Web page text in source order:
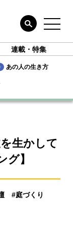
連載・特集
あの人の生き方
生かして
】
#庭づくり